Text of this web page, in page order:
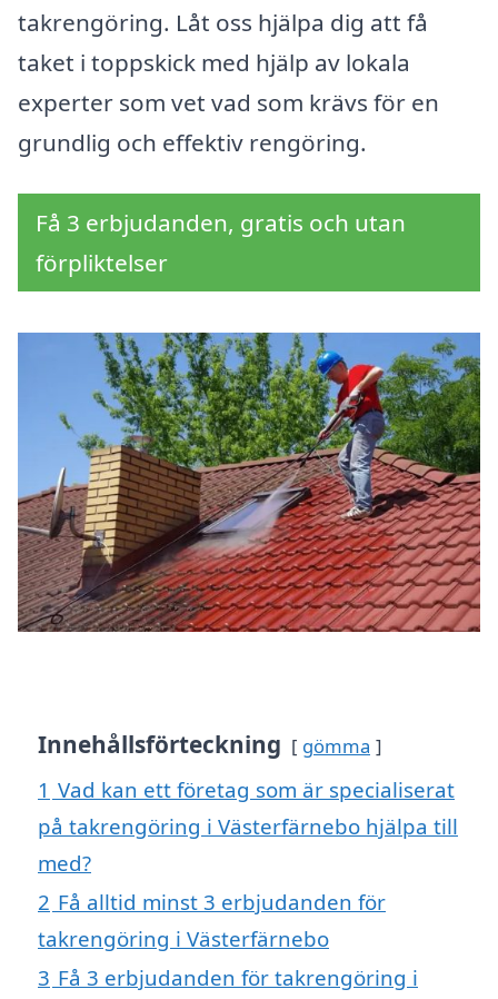
takrengöring. Låt oss hjälpa dig att få
taket i toppskick med hjälp av lokala
experter som vet vad som krävs för en
grundlig och effektiv rengöring.
Få 3 erbjudanden, gratis och utan
förpliktelser
Innehållsförteckning gömma
1 Vad kan ett företag som är specialiserat
på takrengöring i Västerfärnebo hjälpa till
med?
2 Få alltid minst 3 erbjudanden för
takrengöring i Västerfärnebo
3 Få 3 erbjudanden för takrengöring i